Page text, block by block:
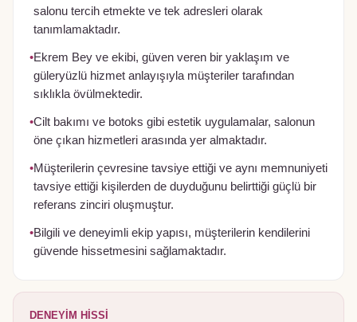
salonu tercih etmekte ve tek adresleri olarak
tanımlamaktadır.
•Ekrem Bey ve ekibi, güven veren bir yaklaşım ve
güleryüzlü hizmet anlayışıyla müşteriler tarafından
sıklıkla övülmektedir.
•Cilt bakımı ve botoks gibi estetik uygulamalar, salonun
öne çıkan hizmetleri arasında yer almaktadır.
•Müşterilerin çevresine tavsiye ettiği ve aynı memnuniyeti
tavsiye ettiği kişilerden de duyduğunu belirttiği güçlü bir
referans zinciri oluşmuştur.
•Bilgili ve deneyimli ekip yapısı, müşterilerin kendilerini
güvende hissetmesini sağlamaktadır.
DENEYIM HISSI